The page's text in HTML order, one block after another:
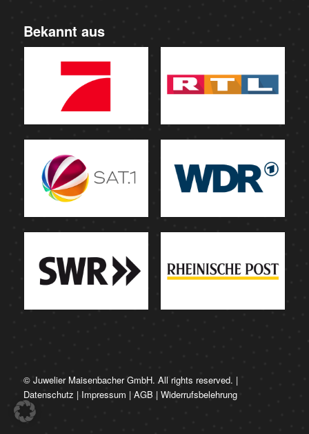
Bekannt aus
© Juwelier Maisenbacher GmbH. All rights reserved. |
Datenschutz | Impressum | AGB | Widerrufsbelehrung